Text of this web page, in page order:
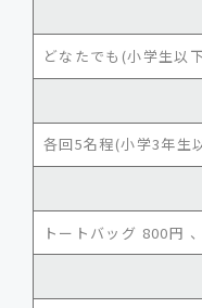
どなたでも(小学生以
各回5名程(小学3年生
トートバッグ 800円